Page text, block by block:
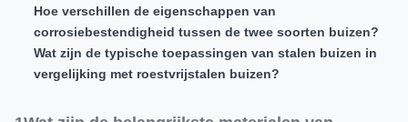
Hoe verschillen de eigenschappen van
corrosiebestendigheid tussen de twee soorten buizen?
Wat zijn de typische toepassingen van stalen buizen in
vergelijking met roestvrijstalen buizen?